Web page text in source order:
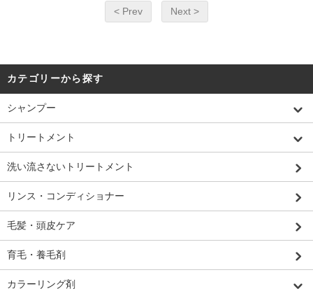
< Prev Next >
カテゴリーから探す
シャンプー
トリートメント
洗い流さないトリートメント
リンス・コンディショナー
毛髪・頭皮ケア
育毛・養毛剤
カラーリング剤